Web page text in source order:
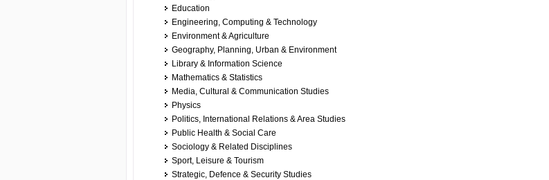
Education
Engineering, Computing & Technology
Environment & Agriculture
Geography, Planning, Urban & Environment
Library & Information Science
Mathematics & Statistics
Media, Cultural & Communication Studies
Physics
Politics, International Relations & Area Studies
Public Health & Social Care
Sociology & Related Disciplines
Sport, Leisure & Tourism
Strategic, Defence & Security Studies